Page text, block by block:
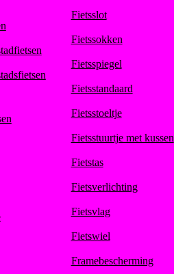
Fietsslot
Fietssokken
Fietsspiegel
Fietsstandaard
Fietsstoeltje
Fietsstuurtje met kussen
Fietstas
Fietsverlichting
Fietsvlag
Fietswiel
Framebescherming